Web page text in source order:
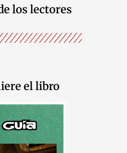
los lectores
el libro